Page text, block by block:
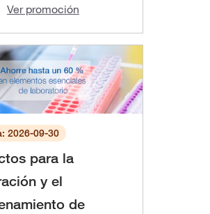
Ver promoción
2026-09-30
para la
y el
de